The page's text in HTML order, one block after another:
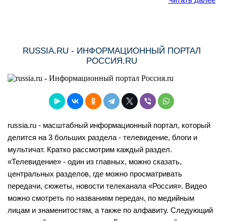
RUSSIA.RU - ИНФОРМАЦИОННЫЙ ПОРТАЛ
РОССИЯ.RU
russia.ru - масштабный информационный портал, который
делится на 3 больших раздела - телевидение, блоги и
мультичат. Кратко рассмотрим каждый раздел.
«Телевидение» - один из главных, можно сказать,
центральных разделов, где можно просматривать
передачи, сюжеты, новости телеканала «Россия». Видео
можно смотреть по названиям передач, по медийным
лицам и знаменитостям, а также по алфавиту. Следующий